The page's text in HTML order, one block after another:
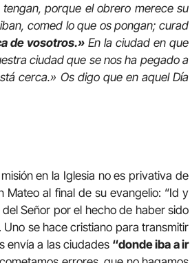
porque el obrero merece su
comed lo que os pongan; curad
de vosotros.»En la ciudad en que
ciudad que se nos ha pegado a
cerca.» Os digo que en aquel Día
en la Iglesia no es privativa de
Mateo al final de su evangelio: “Id y
Señor por el hecho de haber sido
se hace cristiano para transmitir
envía a las ciudades “donde iba a ir